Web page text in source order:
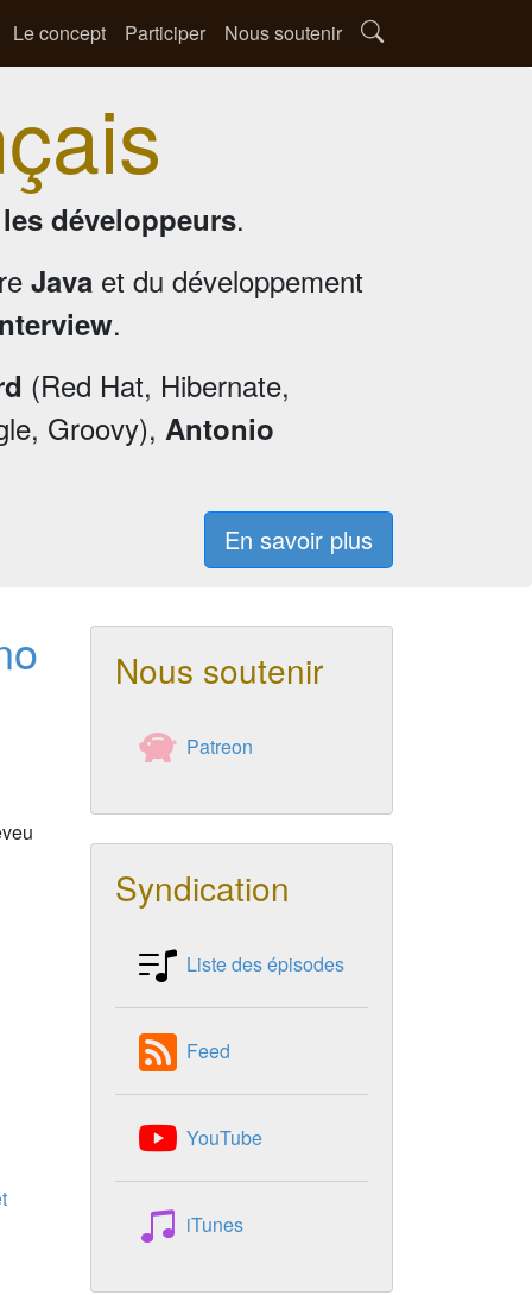
Le concept Participer Nous soutenir
développeurs.
Java et du développement
.
(Red Hat, Hibernate,
Groovy), Antonio
En savoir plus
Nous soutenir
Patreon
Syndication
Liste des épisodes
Feed
YouTube
iTunes